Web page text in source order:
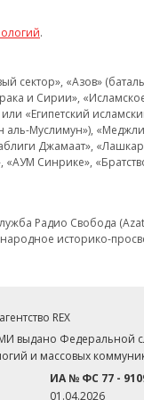
.
«Азов»
и Сирии»,
«Египетский
Муслимун»),
Джамаат»,
Синрике»,
Радио Свобода
историко-
REX
выдано Федеральной
и массовых
ИА № ФС 77 -
01.04.2026